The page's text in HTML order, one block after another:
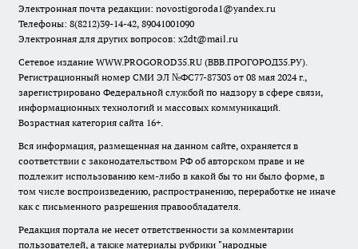
Электронная почта редакции: novostigoroda1@yandex.ru
Телефоны: 8(8212)39-14-42, 89041001090
Электронная для других вопросов: x2dt@mail.ru
Сетевое издание WWW.PROGOROD35.RU (ВВВ.ПРОГОРОД35.РУ).
Регистрационный номер СМИ ЭЛ №ФС77-87303 от 08 мая 2024 г.,
зарегистрировано Федеральной службой по надзору в сфере связи,
информационных технологий и массовых коммуникаций.
Возрастная категория сайта 16+.
Вся информация, размещенная на данном сайте, охраняется в
соответствии с законодательством РФ об авторском праве и не
подлежит использованию кем-либо в какой бы то ни было форме, в
том числе воспроизведению, распространению, переработке не иначе
как с письменного разрешения правообладателя.
Редакция портала не несет ответственности за комментарии
пользователей, а также материалы рубрики "народные